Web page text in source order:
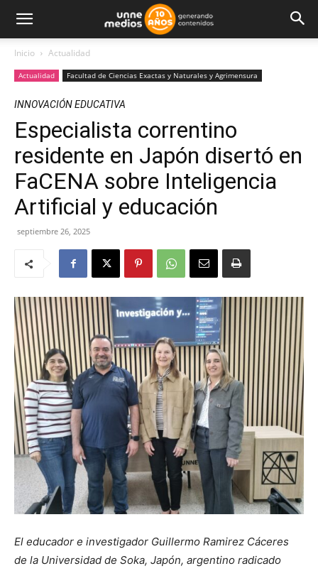
Inicio Actualidad
Actualidad Facultad de Ciencias Exactas y Naturales y Agrimensura
INNOVACIÓN EDUCATIVA
Especialista correntino
residente en Japón disertó en
FaCENA sobre Inteligencia
Artificial y educación
septiembre 26, 2025
El educador e investigador Guillermo Ramirez Cáceres
de la Universidad de Soka, Japón, argentino radicado